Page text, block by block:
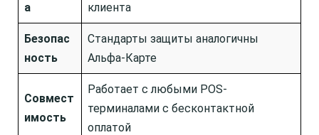
а
клиента
Безопас
ность
Стандарты защиты аналогичны
Альфа-Карте
Совмест
имость
Работает с любыми POS-
терминалами с бесконтактной
оплатой